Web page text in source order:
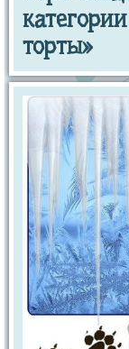
торты»